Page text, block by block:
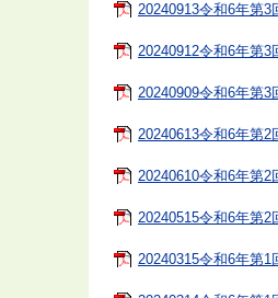
20240913令和6年第
20240912令和6年第
20240909令和6年第
20240613令和6年第
20240610令和6年第
20240515令和6年第
20240315令和6年第